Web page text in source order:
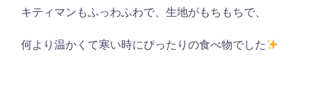
キティマンもふっわふわで、生地がもちもちで、
何より温かくて寒い時にぴったりの食べ物でした